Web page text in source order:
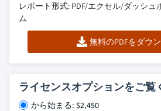
レポート形式: PDF/エクセル/ダッシ
ム
無料のPDFをダウ
ライセンスオプションをご覧
から始まる: $2,450